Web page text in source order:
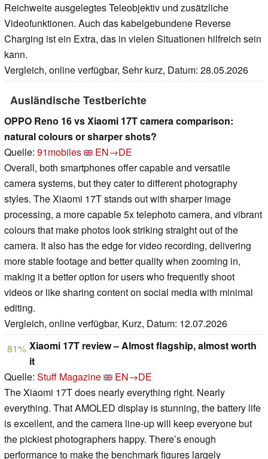
Reichweite ausgelegtes Teleobjektiv und zusätzliche
Videofunktionen. Auch das kabelgebundene Reverse
Charging ist ein Extra, das in vielen Situationen hilfreich sein
kann.
Vergleich, online verfügbar, Sehr kurz, Datum: 28.05.2026
Ausländische Testberichte
OPPO Reno 16 vs Xiaomi 17T camera comparison:
natural colours or sharper shots?
Quelle: 91mobiles
EN→DE
Overall, both smartphones offer capable and versatile
camera systems, but they cater to different photography
styles. The Xiaomi 17T stands out with sharper image
processing, a more capable 5x telephoto camera, and vibrant
colours that make photos look striking straight out of the
camera. It also has the edge for video recording, delivering
more stable footage and better quality when zooming in,
making it a better option for users who frequently shoot
videos or like sharing content on social media with minimal
editing.
Vergleich, online verfügbar, Kurz, Datum: 12.07.2026
81% Xiaomi 17T review – Almost flagship, almost worth
it
Quelle: Stuff Magazine
EN→DE
The Xiaomi 17T does nearly everything right. Nearly
everything. That AMOLED display is stunning, the battery life
is excellent, and the camera line-up will keep everyone but
the pickiest photographers happy. There’s enough
performance to make the benchmark figures largely